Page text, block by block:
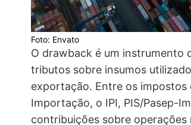
Foto: Envato
O drawback é um instrumento
tributos sobre insumos
exportação. Entre os
Importação, o IPI, PIS/Pasep-
contribuições sobre